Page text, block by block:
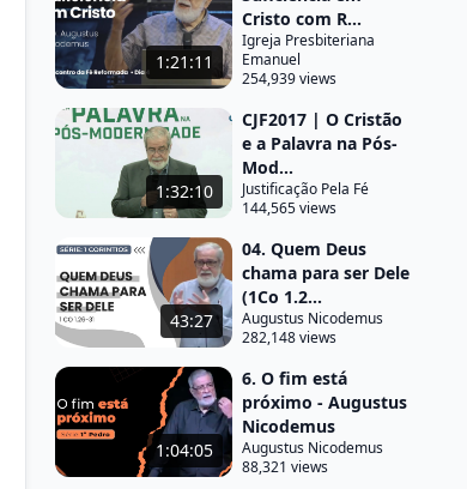
1:21:11
Cristo com R...
Igreja Presbiteriana
Emanuel
254,939 views
1:32:10
CJF2017 | O Cristão
e a Palavra na Pós-
Mod...
Justificação Pela Fé
144,565 views
43:27
04. Quem Deus
chama para ser Dele
(1Co 1.2...
Augustus Nicodemus
282,148 views
1:04:05
6. O fim está
próximo - Augustus
Nicodemus
Augustus Nicodemus
88,321 views